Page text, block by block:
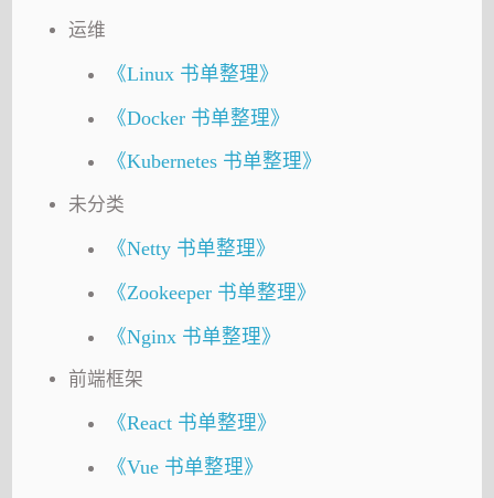
运维
《Linux 书单整理》
《Docker 书单整理》
《Kubernetes 书单整理》
未分类
《Netty 书单整理》
《Zookeeper 书单整理》
《Nginx 书单整理》
前端框架
《React 书单整理》
《Vue 书单整理》